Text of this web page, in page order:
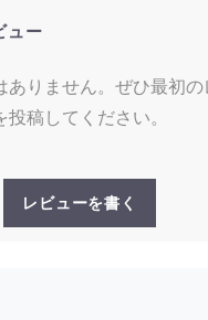
ュー
ありません。ぜひ最初
投稿してください。
レビューを書く